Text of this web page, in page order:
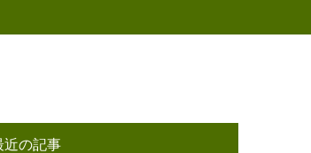
近の記事